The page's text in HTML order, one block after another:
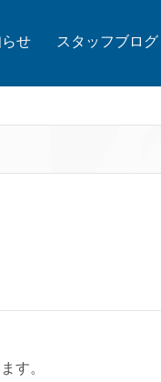
せ スタッフブログ
す。